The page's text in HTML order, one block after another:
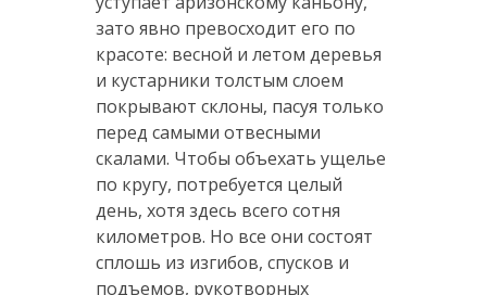
зато явно превосходит его по
красоте: весной и летом деревья
и кустарники толстым слоем
покрывают склоны, пасуя только
перед самыми отвесными
скалами. Чтобы объехать ущелье
по кругу, потребуется целый
день, хотя здесь всего сотня
километров. Но все они состоят
сплошь из изгибов, спусков и
подъемов, рукотворных